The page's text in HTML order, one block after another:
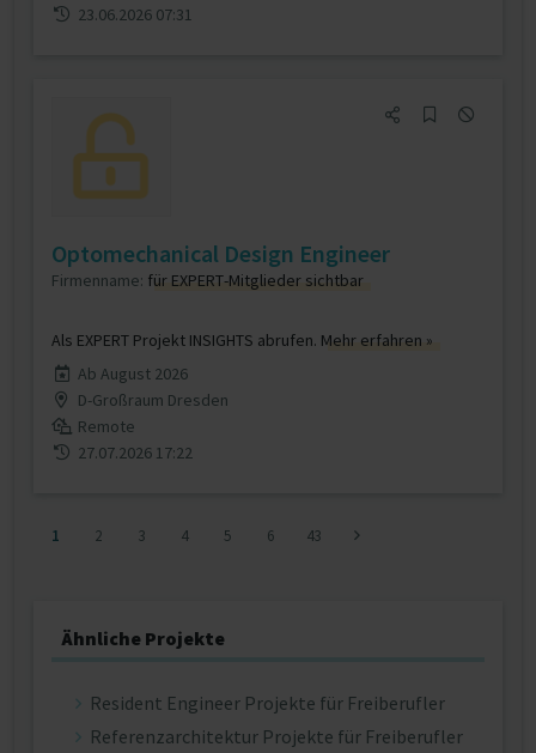
23.06.2026 07:31
Optomechanical Design Engineer
Firmenname: für EXPERT-Mitglieder sichtbar
Als EXPERT Projekt INSIGHTS abrufen. Mehr erfahren »
Ab August 2026
D-Großraum Dresden
Remote
27.07.2026 17:22
1 2 3 4 5 6 43
Ähnliche Projekte
Resident Engineer Projekte für Freiberufler
Referenzarchitektur Projekte für Freiberufler